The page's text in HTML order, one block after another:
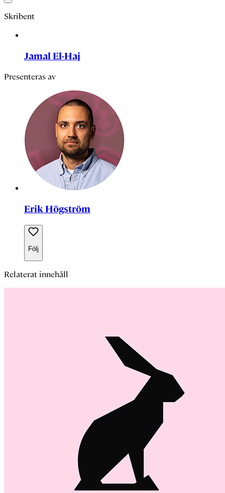
Skribent
Jamal El-Haj
Presenteras av
Erik Högström
Följ
Relaterat innehåll